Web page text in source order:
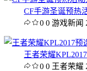
CF手游圣诞预热
0 0 游戏新闻
王者荣耀
0 0 王者荣耀